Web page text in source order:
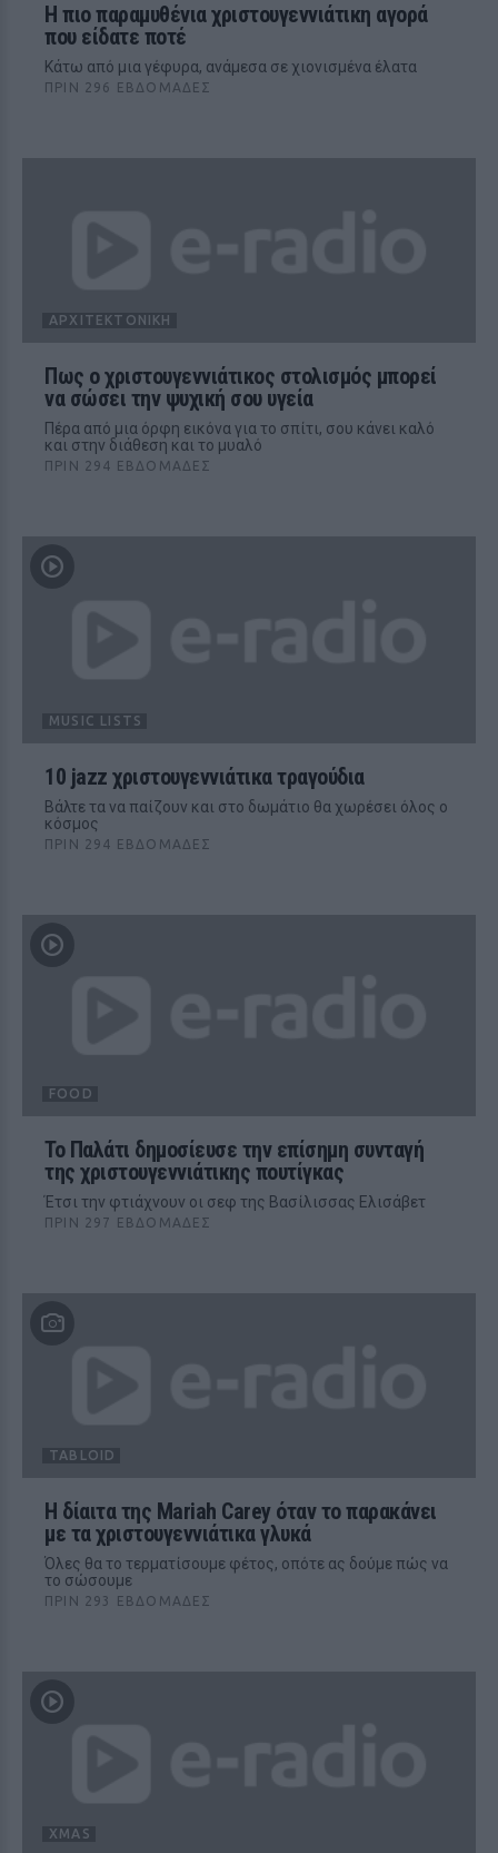
Η πιο παραμυθένια χριστουγεννιάτικη αγορά
που είδατε ποτέ
Κάτω από μια γέφυρα, ανάμεσα σε χιονισμένα έλατα
ΠΡΙΝ 296 ΕΒΔΟΜΆΔΕΣ
ΑΡΧΙΤΕΚΤΟΝΙΚΉ
Πως ο χριστουγεννιάτικος στολισμός μπορεί
να σώσει την ψυχική σου υγεία
Πέρα από μια όρφη εικόνα για το σπίτι, σου κάνει καλό
και στην διάθεση και το μυαλό
ΠΡΙΝ 294 ΕΒΔΟΜΆΔΕΣ
MUSIC LISTS
10 jazz χριστουγεννιάτικα τραγούδια
Bάλτε τα να παίζουν και στο δωμάτιο θα χωρέσει όλος ο
κόσμος
ΠΡΙΝ 294 ΕΒΔΟΜΆΔΕΣ
FOOD
Το Παλάτι δημοσίευσε την επίσημη συνταγή
της χριστουγεννιάτικης πουτίγκας
Έτσι την φτιάχνουν οι σεφ της Βασίλισσας Ελισάβετ
ΠΡΙΝ 297 ΕΒΔΟΜΆΔΕΣ
TABLOID
Η δίαιτα της Mariah Carey όταν το παρακάνει
με τα χριστουγεννιάτικα γλυκά
Όλες θα το τερματίσουμε φέτος, οπότε ας δούμε πώς να
το σώσουμε
ΠΡΙΝ 293 ΕΒΔΟΜΆΔΕΣ
XMAS